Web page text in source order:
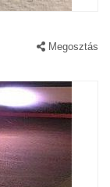
Megosztás